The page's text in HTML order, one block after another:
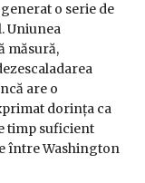
o serie de
Uniunea
măsură,
are o
dorința ca
timp suficient
între Washington